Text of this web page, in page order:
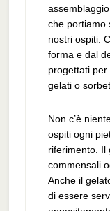
che portiamo
nostri ospiti.
forma e dal
progettati
gelati o
Non c’è
ospiti ogni
riferimento. Il
commensali
Anche il
di essere